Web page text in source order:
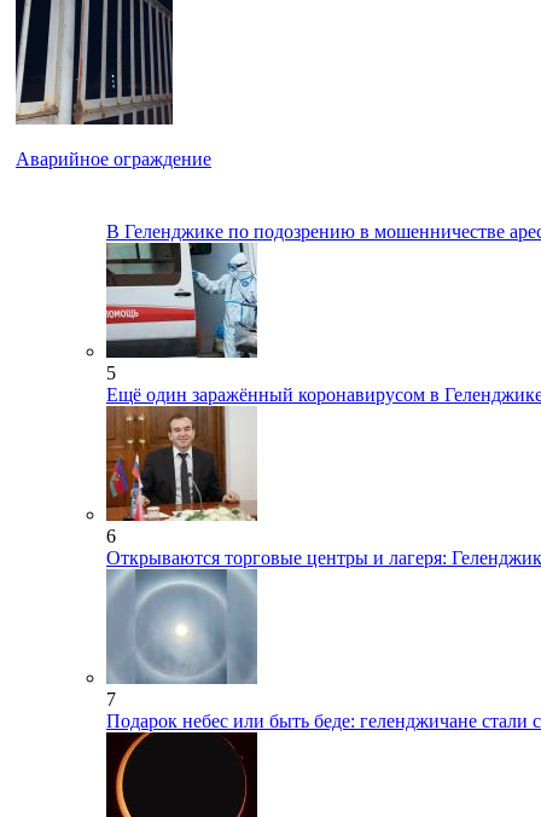
Аварийное ограждение
В Геленджике по подозрению в мошенничестве
5
Ещё один заражённый коронавирусом в
6
Открываются торговые центры и лагеря:
7
Подарок небес или быть беде: геленджичане стали